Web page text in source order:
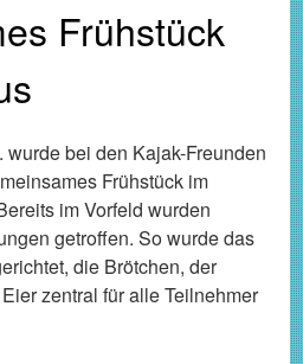
Frühstück
bei den Kajak-Freunden
Frühstück im
im Vorfeld wurden
getroffen. So wurde das
die Brötchen, der
zentral für alle Teilnehmer